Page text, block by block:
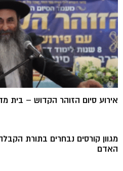
אירוע סיום הזוהר הקדוש – בית
מגוון קורסים נבחרים בתורת
האדם